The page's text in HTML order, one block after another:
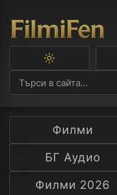
тъмна
тема
Филми
БГ Аудио
Филми 2026